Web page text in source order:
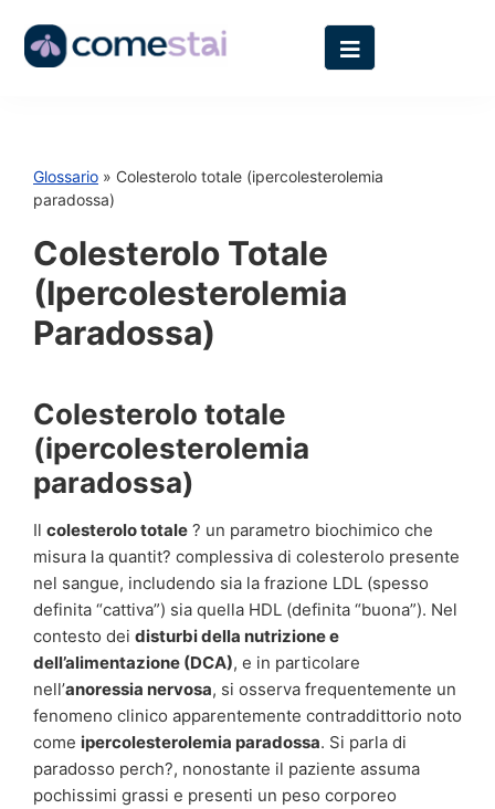
Glossario » Colesterolo totale (ipercolesterolemia
paradossa)
Colesterolo Totale
(ipercolesterolemia
Paradossa)
Colesterolo totale
(ipercolesterolemia
paradossa)
Il colesterolo totale ? un parametro biochimico che
misura la quantit? complessiva di colesterolo presente
nel sangue, includendo sia la frazione LDL (spesso
definita “cattiva”) sia quella HDL (definita “buona”). Nel
contesto dei disturbi della nutrizione e
dell’alimentazione (DCA), e in particolare
nell’anoressia nervosa, si osserva frequentemente un
fenomeno clinico apparentemente contraddittorio noto
come ipercolesterolemia paradossa. Si parla di
paradosso perch?, nonostante il paziente assuma
pochissimi grassi e presenti un peso corporeo